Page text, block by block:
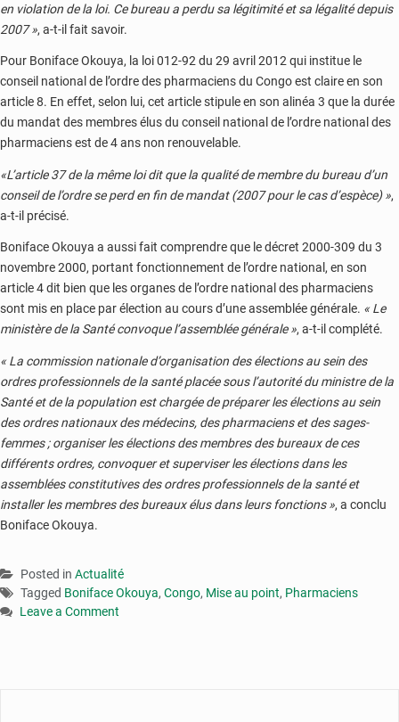
en violation de la loi. Ce bureau a perdu sa légitimité et sa légalité depuis
2007 », a-t-il fait savoir.
Pour Boniface Okouya, la loi 012-92 du 29 avril 2012 qui institue le
conseil national de l’ordre des pharmaciens du Congo est claire en son
article 8. En effet, selon lui, cet article stipule en son alinéa 3 que la durée
du mandat des membres élus du conseil national de l’ordre national des
pharmaciens est de 4 ans non renouvelable.
«L’article 37 de la même loi dit que la qualité de membre du bureau d’un
conseil de l’ordre se perd en fin de mandat (2007 pour le cas d’espèce) »,
a-t-il précisé.
Boniface Okouya a aussi fait comprendre que le décret 2000-309 du 3
novembre 2000, portant fonctionnement de l’ordre national, en son
article 4 dit bien que les organes de l’ordre national des pharmaciens
sont mis en place par élection au cours d’une assemblée générale. « Le
ministère de la Santé convoque l’assemblée générale », a-t-il complété.
« La commission nationale d’organisation des élections au sein des
ordres professionnels de la santé placée sous l’autorité du ministre de la
Santé et de la population est chargée de préparer les élections au sein
des ordres nationaux des médecins, des pharmaciens et des sages-
femmes ; organiser les élections des membres des bureaux de ces
différents ordres, convoquer et superviser les élections dans les
assemblées constitutives des ordres professionnels de la santé et
installer les membres des bureaux élus dans leurs fonctions », a conclu
Boniface Okouya.
Posted in Actualité
Tagged Boniface Okouya, Congo, Mise au point, Pharmaciens
Leave a Comment